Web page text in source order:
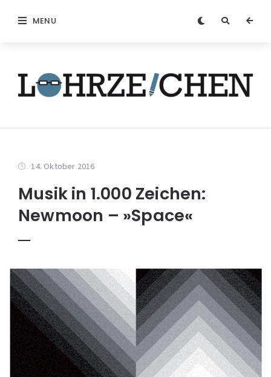
MENU
14. Oktober 2016
Musik in 1.000 Zeichen:
Newmoon – »Space«